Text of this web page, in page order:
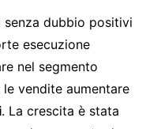
dubbio positivi
esecuzione
nel segmento
vendite aumentare
. La crescita è stata